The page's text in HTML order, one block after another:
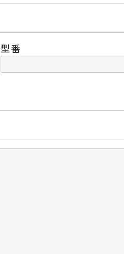
型番